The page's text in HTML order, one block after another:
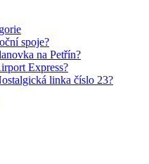
spoje?
na Petřín?
Express?
linka číslo 23?